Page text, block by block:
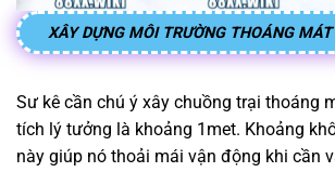
XÂY DỰNG MÔI TRƯỜNG THOÁNG MÁT
Sư kê cần chú ý xây chuồng trại thoáng
tích lý tưởng là khoảng 1met. Khoảng
này giúp nó thoải mái vận động khi cần